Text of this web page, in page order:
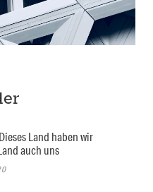
Land haben wir
auch uns